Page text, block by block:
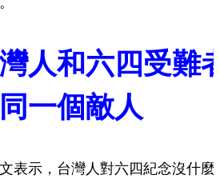
人和六四受難
一個敵人
表示，台灣人對六四紀念沒什麼